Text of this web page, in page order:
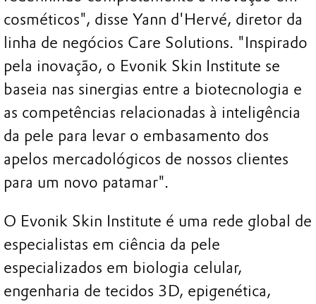
cosméticos", disse Yann d'Hervé, diretor da
linha de negócios Care Solutions. "Inspirado
pela inovação, o Evonik Skin Institute se
baseia nas sinergias entre a biotecnologia e
as competências relacionadas à inteligência
da pele para levar o embasamento dos
apelos mercadológicos de nossos clientes
para um novo patamar".
O Evonik Skin Institute é uma rede global de
especialistas em ciência da pele
especializados em biologia celular,
engenharia de tecidos 3D, epigenética,